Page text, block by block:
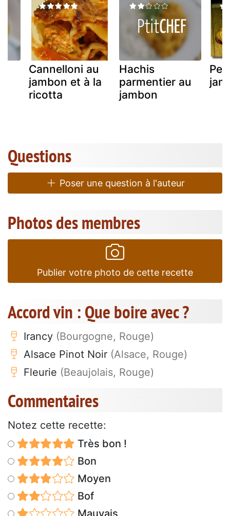
Cannelloni au
jambon et à la
ricotta
Hachis
parmentier au
jambon
Questions
Poser une question à l'auteur
Photos des membres
Publier votre photo de cette recette
Accord vin : Que boire avec ?
Irancy (Bourgogne, Rouge)
Alsace Pinot Noir (Alsace, Rouge)
Fleurie (Beaujolais, Rouge)
Commentaires
Notez cette recette:
Très bon !
Bon
Moyen
Bof